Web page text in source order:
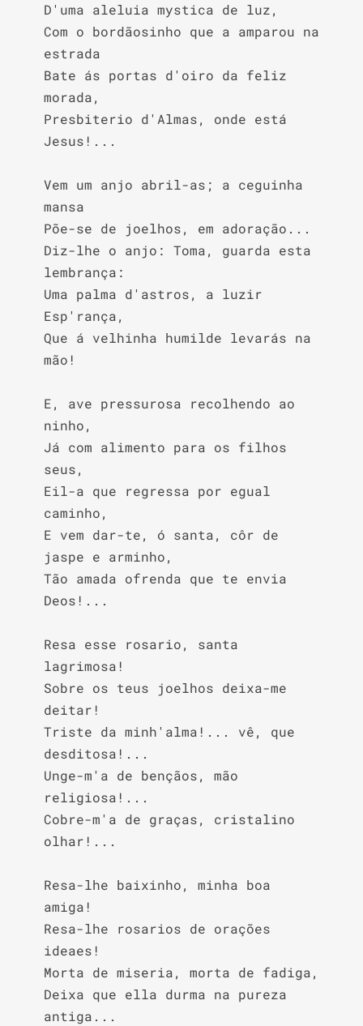
D'uma aleluia mystica de luz,
Com o bordãosinho que a amparou na
estrada
Bate ás portas d'oiro da feliz
morada,
Presbiterio d'Almas, onde está
Jesus!...
Vem um anjo abril-as; a ceguinha
mansa
Põe-se de joelhos, em adoração...
Diz-lhe o anjo: Toma, guarda esta
lembrança:
Uma palma d'astros, a luzir
Esp'rança,
Que á velhinha humilde levarás na
mão!
E, ave pressurosa recolhendo ao
ninho,
Já com alimento para os filhos
seus,
Eil-a que regressa por egual
caminho,
E vem dar-te, ó santa, côr de
jaspe e arminho,
Tão amada ofrenda que te envia
Deos!...
Resa esse rosario, santa
lagrimosa!
Sobre os teus joelhos deixa-me
deitar!
Triste da minh'alma!... vê, que
desditosa!...
Unge-m'a de bençãos, mão
religiosa!...
Cobre-m'a de graças, cristalino
olhar!...
Resa-lhe baixinho, minha boa
amiga!
Resa-lhe rosarios de orações
ideaes!
Morta de miseria, morta de fadiga,
Deixa que ella durma na pureza
antiga...